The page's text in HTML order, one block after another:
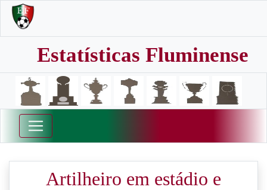
Estatísticas Fluminense
Artilheiro em estádio e